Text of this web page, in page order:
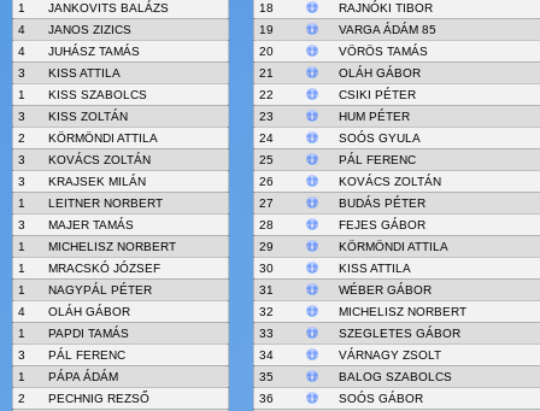
1
JANKOVITS BALÁZS
4
JANOS ZIZICS
4
JUHÁSZ TAMÁS
3
KISS ATTILA
1
KISS SZABOLCS
3
KISS ZOLTÁN
2
KÖRMÖNDI ATTILA
3
KOVÁCS ZOLTÁN
3
KRAJSEK MILÁN
1
LEITNER NORBERT
3
MAJER TAMÁS
1
MICHELISZ NORBERT
1
MRACSKÓ JÓZSEF
1
NAGYPÁL PÉTER
4
OLÁH GÁBOR
1
PAPDI TAMÁS
3
PÁL FERENC
1
PÁPA ÁDÁM
2
PECHNIG REZSŐ
18
RAJNÓKI TIBOR
19
VARGA ÁDÁM 85
20
VÖRÖS TAMÁS
21
OLÁH GÁBOR
22
CSIKI PÉTER
23
HUM PÉTER
24
SOÓS GYULA
25
PÁL FERENC
26
KOVÁCS ZOLTÁN
27
BUDÁS PÉTER
28
FEJES GÁBOR
29
KÖRMÖNDI ATTILA
30
KISS ATTILA
31
WÉBER GÁBOR
32
MICHELISZ NORBERT
33
SZEGLETES GÁBOR
34
VÁRNAGY ZSOLT
35
BALOG SZABOLCS
36
SOÓS GÁBOR